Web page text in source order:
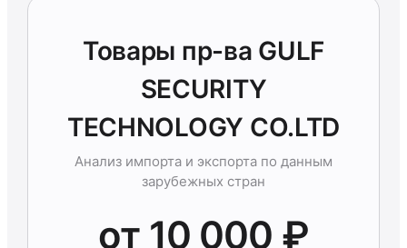
Товары пр-ва GULF
SECURITY
TECHNOLOGY CO.LTD
Анализ импорта и экспорта по данным
зарубежных стран
от 10 000 ₽